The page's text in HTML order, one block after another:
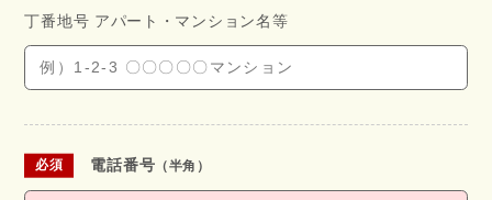
丁番地号 アパート・ マンション名等
電話番号 （半角）